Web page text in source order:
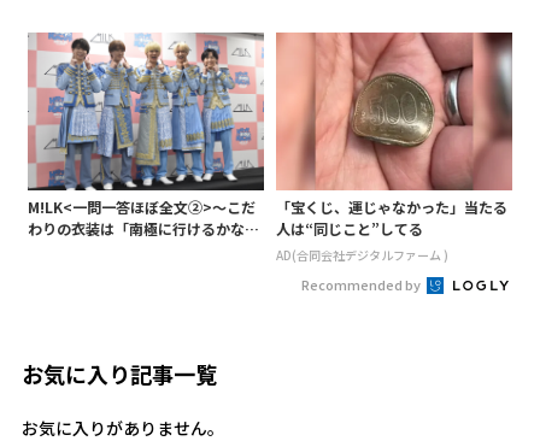
も添えて
M!LK<一問一答ほぼ全文②>～こだ
わりの衣装は「南極に行けるかなと
「宝くじ、運じゃなかった」当たる
人は“同じこと”してる
AD(合同会社デジタルファーム )
Recommended by
お気に入り記事一覧
お気に入りがありません。